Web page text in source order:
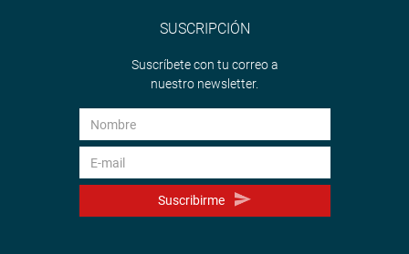
SUSCRIPCIÓN
Suscríbete con tu correo a
nuestro newsletter.
Suscribirme